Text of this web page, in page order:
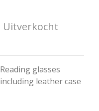
Uitverkocht
Reading glasses
including leather case